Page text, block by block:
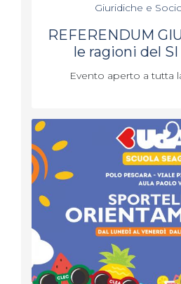
Giuridiche e
REFERENDUM
le ragioni del
Evento aperto a tutta